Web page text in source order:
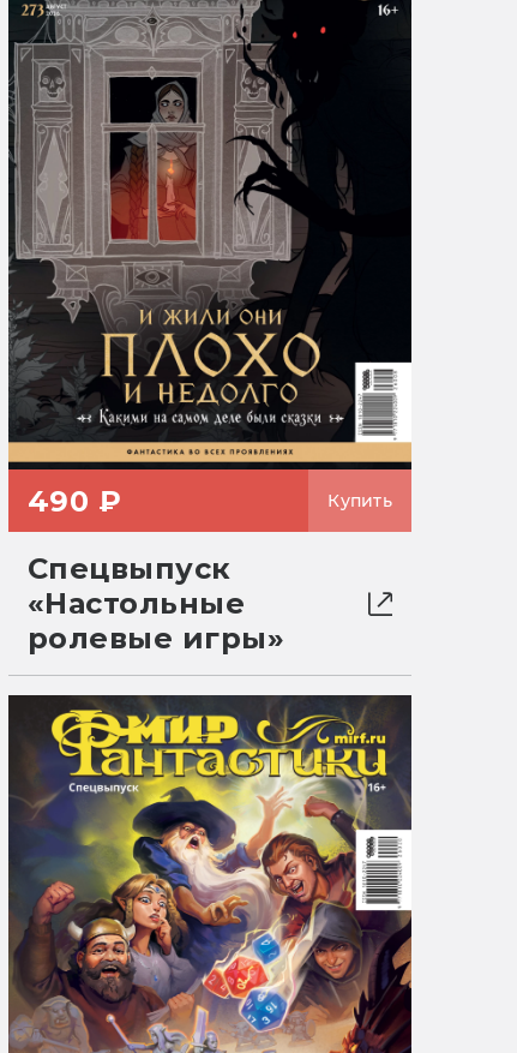
490 ₽ Купить
Спецвыпуск
«Настольные
ролевые игры»